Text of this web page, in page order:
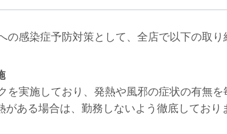
感染症予防対策として、全店で以下の取り
を実施しており、発熱や風邪の症状の有無
ある場合は、勤務しないよう徹底しており